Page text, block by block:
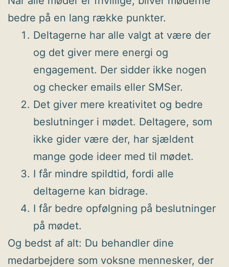
bedre på en lang række punkter.
Deltagerne har alle valgt at være der
og det giver mere energi og
engagement. Der sidder ikke nogen
og checker emails eller SMSer.
Det giver mere kreativitet og bedre
beslutninger i mødet. Deltagere, som
ikke gider være der, har sjældent
mange gode ideer med til mødet.
I får mindre spildtid, fordi alle
deltagerne kan bidrage.
I får bedre opfølgning på beslutninger
på mødet.
Og bedst af alt: Du behandler dine
medarbejdere som voksne mennesker, der